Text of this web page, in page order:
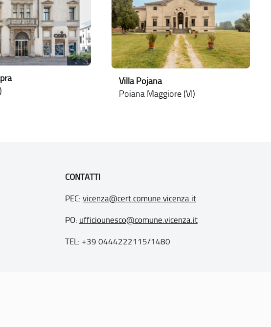
Villa Pojana
Poiana Maggiore (VI)
CONTATTI
PEC: vicenza@cert.comune.vicenza.it
PO: ufficiounesco@comune.vicenza.it
TEL: +39 0444222115/1480